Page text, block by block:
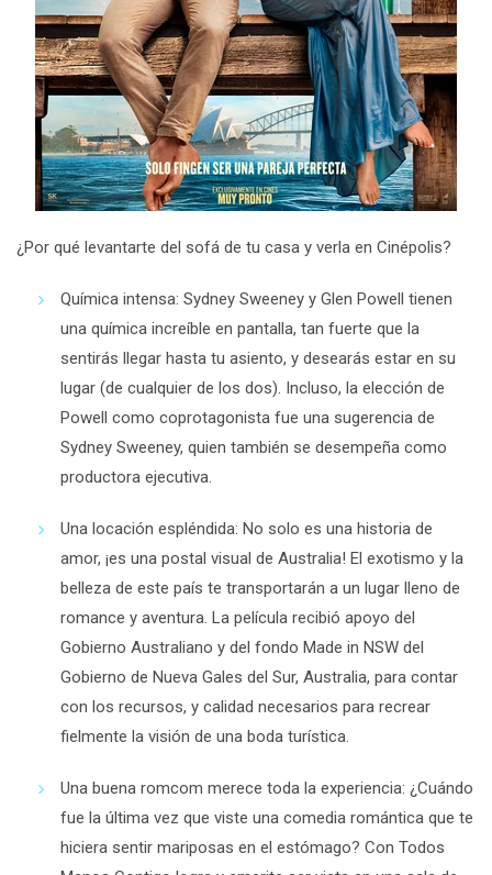
¿Por qué levantarte del sofá de tu casa y verla en Cinépolis?
Química intensa: Sydney Sweeney y Glen Powell tienen
una química increíble en pantalla, tan fuerte que la
sentirás llegar hasta tu asiento, y desearás estar en su
lugar (de cualquier de los dos). Incluso, la elección de
Powell como coprotagonista fue una sugerencia de
Sydney Sweeney, quien también se desempeña como
productora ejecutiva.
Una locación espléndida: No solo es una historia de
amor, ¡es una postal visual de Australia! El exotismo y la
belleza de este país te transportarán a un lugar lleno de
romance y aventura. La película recibió apoyo del
Gobierno Australiano y del fondo Made in NSW del
Gobierno de Nueva Gales del Sur, Australia, para contar
con los recursos, y calidad necesarios para recrear
fielmente la visión de una boda turística.
Una buena romcom merece toda la experiencia: ¿Cuándo
fue la última vez que viste una comedia romántica que te
hiciera sentir mariposas en el estómago? Con Todos